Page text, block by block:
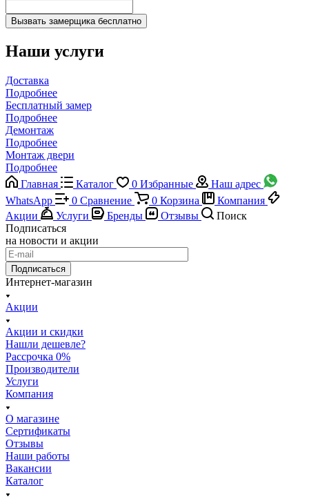
Наши услуги
Доставка
Подробнее
Бесплатный замер
Подробнее
Демонтаж
Подробнее
Монтаж двери
Подробнее
Главная
Каталог 0 Избранные
Наш адрес
WhatsApp
0 Сравнение 0 Корзина
Компания
Акции
Услуги Бренды Отзывы
Поиск
Подписаться
на новости и акции
Подписаться
Интернет-магазин
Акции
Акции и скидки
Нашли дешевле?
Рассрочка 0%
Производители
Услуги
Компания
О магазине
Сертификаты
Отзывы
Наши работы
Вакансии
Каталог